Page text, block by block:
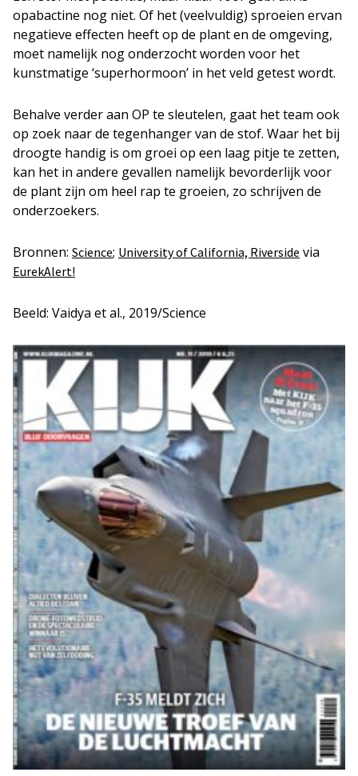
opabactine nog niet. Of het (veelvuldig) sproeien ervan
negatieve effecten heeft op de plant en de omgeving,
moet namelijk nog onderzocht worden voor het
kunstmatige ‘superhormoon’ in het veld getest wordt.
Behalve verder aan OP te sleutelen, gaat het team ook
op zoek naar de tegenhanger van de stof. Waar het bij
droogte handig is om groei op een laag pitje te zetten,
kan het in andere gevallen namelijk bevorderlijk voor
de plant zijn om heel rap te groeien, zo schrijven de
onderzoekers.
Bronnen: Science; University of California, Riverside via
EurekAlert!
Beeld: Vaidya et al., 2019/Science